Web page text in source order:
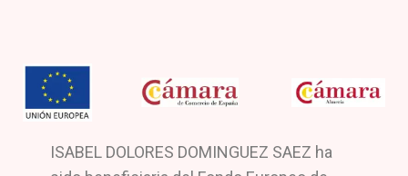
ISABEL DOLORES DOMINGUEZ SAEZ ha